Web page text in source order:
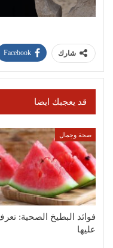
شارك Facebook
قد يعجبك ايضا
صحة وجمال
فوائد البطيخ الصحية:
عليها